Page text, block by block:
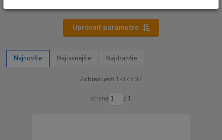
Upresniť parametre
Najnovšie Najlacnejšie Najdrahšie
Zobrazujem 1-37 z 37
strana z 1